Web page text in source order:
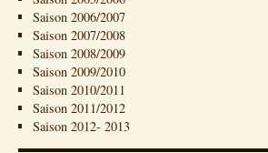
Saison 2006/2007
Saison 2007/2008
Saison 2008/2009
Saison 2009/2010
Saison 2010/2011
Saison 2011/2012
Saison 2012- 2013